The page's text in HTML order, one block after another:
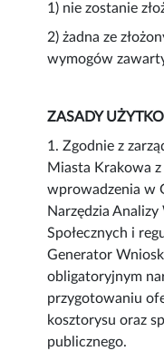
1) nie zostanie
2) żadna ze
wymogów
ZASADY
1. Zgodnie z
Miasta Krakowa
wprowadzenia w
Narzędzia
Społecznych i
Generator
obligatoryjnym
przygotowaniu
kosztorysu oraz
publicznego.